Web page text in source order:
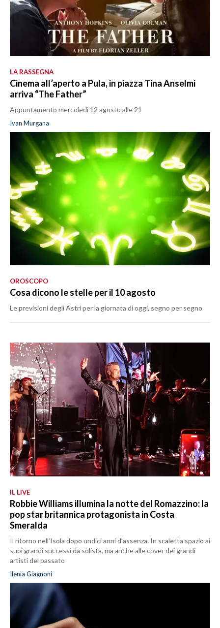
LA RASSEGNA
Cinema all’aperto a Pula, in piazza Tina Anselmi
arriva “The Father”
Appuntamento mercoledì 12 agosto alle 21
Ivan Murgana
OROSCOPO
Cosa dicono le stelle per il 10 agosto
Le previsioni degli Astri per la giornata di oggi, segno per segno
IL LIVE
Robbie Williams illumina la notte del Romazzino: la
pop star britannica protagonista in Costa
Smeralda
Il ritorno nell’Isola dopo undici anni d’assenza. In scaletta spazio ai
suoi grandi successi da solista, ma anche alle cover dei grandi
artisti del passato
Ilenia Giagnoni